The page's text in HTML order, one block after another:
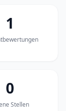
1
0
Stellen